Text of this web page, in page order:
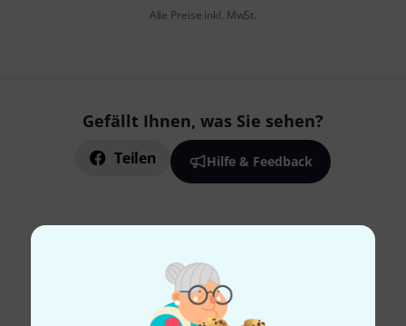
Alle Preise inkl. MwSt.
Gefällt Ihnen, was Sie sehen?
Teilen Hilfe & Feedback